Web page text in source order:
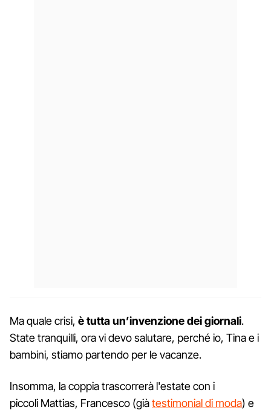
Ma quale crisi, è tutta un’invenzione dei giornali.
State tranquilli, ora vi devo salutare, perché io, Tina e i
bambini, stiamo partendo per le vacanze.
Insomma, la coppia trascorrerà l'estate con i
piccoli Mattias, Francesco (giàtestimonial di moda) e